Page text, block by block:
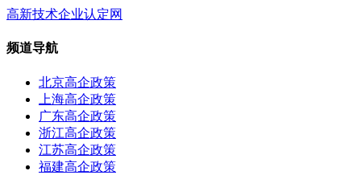
高新技术企业认定网
频道导航
北京高企政策
上海高企政策
广东高企政策
浙江高企政策
江苏高企政策
福建高企政策